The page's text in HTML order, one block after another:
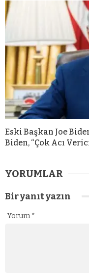
Eski Başkan Joe
Biden, “Çok Acı
YORUMLAR
Bir yanıt yazın
Yorum *